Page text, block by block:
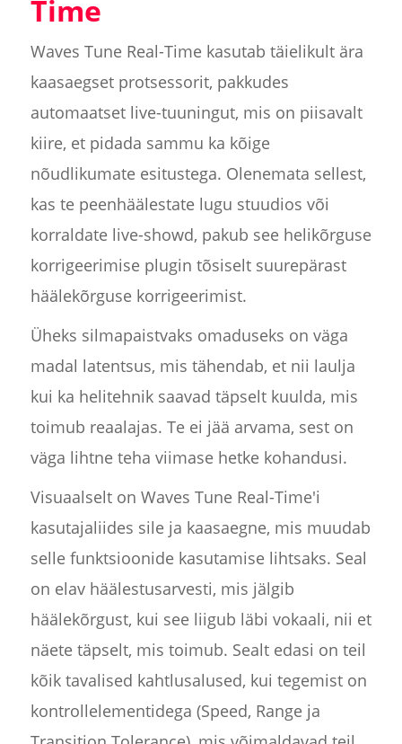
Time
Waves Tune Real-Time kasutab täielikult ära
kaasaegset protsessorit, pakkudes
automaatset live-tuuningut, mis on piisavalt
kiire, et pidada sammu ka kõige
nõudlikumate esitustega. Olenemata sellest,
kas te peenhäälestate lugu stuudios või
korraldate live-showd, pakub see helikõrguse
korrigeerimise plugin tõsiselt suurepärast
häälekõrguse korrigeerimist.
Üheks silmapaistvaks omaduseks on väga
madal latentsus, mis tähendab, et nii laulja
kui ka helitehnik saavad täpselt kuulda, mis
toimub reaalajas. Te ei jää arvama, sest on
väga lihtne teha viimase hetke kohandusi.
Visuaalselt on Waves Tune Real-Time'i
kasutajaliides sile ja kaasaegne, mis muudab
selle funktsioonide kasutamise lihtsaks. Seal
on elav häälestusarvesti, mis jälgib
häälekõrgust, kui see liigub läbi vokaali, nii et
näete täpselt, mis toimub. Sealt edasi on teil
kõik tavalised kahtlusalused, kui tegemist on
kontrollelementidega (Speed, Range ja